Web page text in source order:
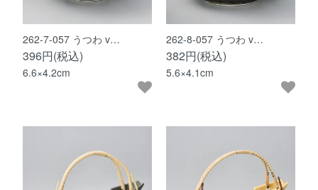
262-7-057 うつわ v…
396円(税込)
6.6×4.2cm
262-8-057 うつわ v…
382円(税込)
5.6×4.1cm